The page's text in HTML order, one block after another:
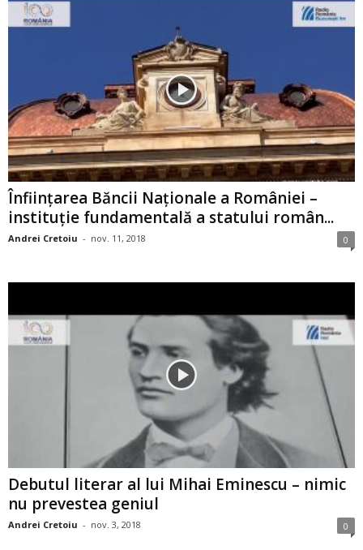
Înființarea Băncii Naționale a României –
instituţie fundamentală a statului român...
Andrei Cretoiu - nov. 11, 2018 0
Debutul literar al lui Mihai Eminescu – nimic
nu prevestea geniul
Andrei Cretoiu - nov. 3, 2018 0